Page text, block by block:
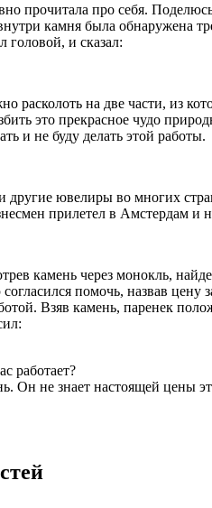
прочитала про себя.
камня была обнаружена
головой, и сказал:
расколоть на две части, из
это прекрасное чудо
и не буду делать этой работы.
другие ювелиры во многих
прилетел в Амстердам и
камень через монокль,
помочь, назвав
Взяв камень, паренек
работает?
Он не знает настоящей цены